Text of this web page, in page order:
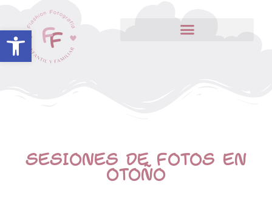
Abrir barra de herramientas
SESIONES DE FOTOS EN
OTOÑO